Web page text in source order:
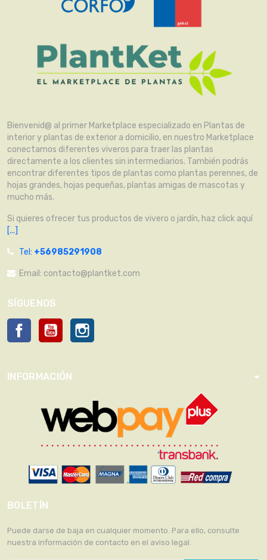
Bienvenid@ al primer Marketplace especializado en Plantas de
interior y plantas de exterior a domicilio, en nuestro Marketplace
conectamos diferentes viveros para traer las plantas
directamente a los clientes sin intermediarios. También podrás
encontrar diferentes tipos de plantas como plantas perennes, de
hojas grandes, hojas pequeñas, plantas amigas de mascotas y
mucho más.
Si quieres ofrecer tus productos de vivero o jardín, haz click aquí
[...]
Tel: +56985291908
Email: contacto@plantket.com
SÍGUENOS
Facebook YouTube
INFORMACIÓN
BOLETÍN
Puede darse de baja en cualquier momento. Para ello, consulte
nuestra información de contacto en el aviso legal.